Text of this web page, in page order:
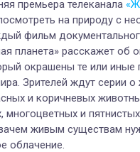
премьера телеканала
на природу с
фильм
планета» расскажет об
окрашены те или иные
Зрителей ждут серии о
и коричневых
многоцветных и
живым существам
облачение.